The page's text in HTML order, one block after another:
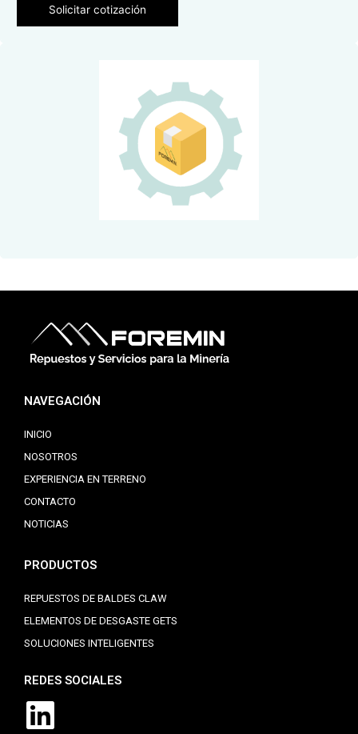
Solicitar cotización
NAVEGACIÓN
INICIO
NOSOTROS
EXPERIENCIA EN TERRENO
CONTACTO
NOTICIAS
PRODUCTOS
REPUESTOS DE BALDES CLAW
ELEMENTOS DE DESGASTE GETS
SOLUCIONES INTELIGENTES
REDES SOCIALES